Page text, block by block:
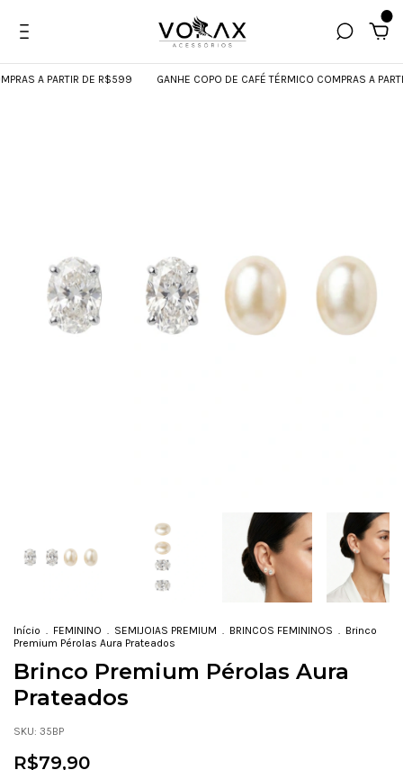
A PARTIR DE R$599 GANHE COPO DE CAFÉ TÉRMICO COMPRAS A
Início . FEMININO . SEMIJOIAS PREMIUM . BRINCOS FEMININOS . Brinco
Premium Pérolas Aura Prateados
Brinco Premium Pérolas Aura
Prateados
SKU: 35BP
R$79,90